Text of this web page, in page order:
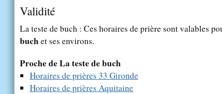
Validité
La teste de buch : Ces horaires de prière sont valables
buchet ses environs.
Proche de La teste de buch
Horaires de prières 33 Gironde
Horaires de prières Aquitaine